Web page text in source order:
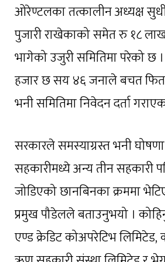
ओरेण्टलका तत्कालीन अध्यक्ष
पुजारी राखेकाको समेत रु १८
भागेको उजुरी समितिमा परेको
हजार छ सय ४६ जनाले बचत
भनी समितिमा निवेदन दर्ता
सरकारले समस्याग्रस्त भनी
सहकारीमध्ये अन्य तीन सहकारी
जोडिएको छानबिनका क्रममा
प्रमुख पौडेलले बताउनुभयो ।
एण्ड क्रेडिट कोअपरेटिभ